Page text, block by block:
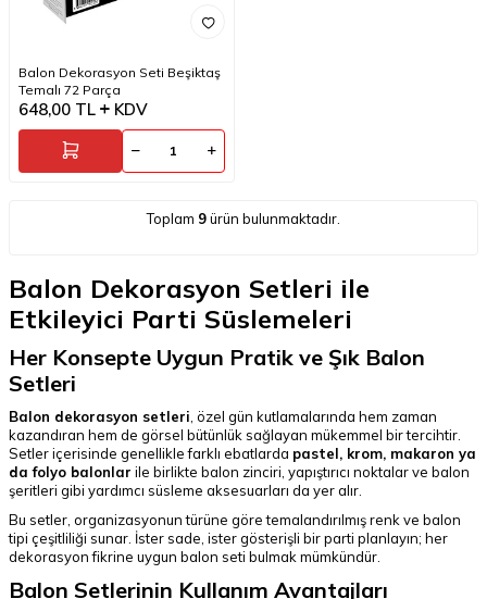
Balon Dekorasyon Seti Beşiktaş
Temalı 72 Parça
648,00 TL KDV
Toplam 9ürün bulunmaktadır.
Balon Dekorasyon Setleri ile
Etkileyici Parti Süslemeleri
Her Konsepte Uygun Pratik ve Şık Balon
Setleri
Balon dekorasyon setleri , özel gün kutlamalarında hem zaman
kazandıran hem de görsel bütünlük sağlayan mükemmel bir tercihtir.
Setler içerisinde genellikle farklı ebatlarda pastel, krom, makaron ya
da folyo balonlar ile birlikte balon zinciri, yapıştırıcı noktalar ve balon
şeritleri gibi yardımcı süsleme aksesuarları da yer alır.
Bu setler, organizasyonun türüne göre temalandırılmış renk ve balon
tipi çeşitliliği sunar. İster sade, ister gösterişli bir parti planlayın; her
dekorasyon fikrine uygun balon seti bulmak mümkündür.
Balon Setlerinin Kullanım Avantajları